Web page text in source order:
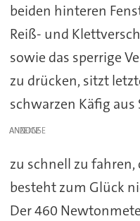
beiden hinteren
Reiß- und
sowie das sperrige
zu drücken, sitzt
schwarzen Käfig
ANZEIGE
zu schnell zu
besteht zum Glück
Der 460